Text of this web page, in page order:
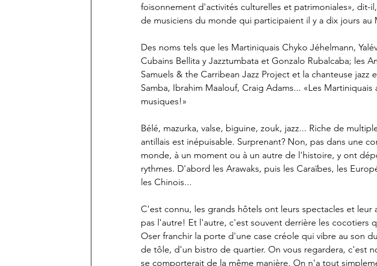
foisonnement d'activités culturelles et patrimoniales», dit-
de musiciens du monde qui participaient il y a dix jours au
Des noms tels que les Martiniquais Chyko Jéhelmann,
Cubains Bellita y Jazztumbata et Gonzalo Rubalcaba; les
Samuels & the Carribean Jazz Project et la chanteuse jazz
Samba, Ibrahim Maalouf, Craig Adams... «Les
musiques!»
Bélé, mazurka, valse, biguine, zouk, jazz... Riche de
antillais est inépuisable. Surprenant? Non, pas dans une
monde, à un moment ou à un autre de l'histoire, y ont
rythmes. D'abord les Arawaks, puis les Caraïbes, les
les Chinois...
C'est connu, les grands hôtels ont leurs spectacles et
pas l'autre! Et l'autre, c'est souvent derrière les cocotiers
Oser franchir la porte d'une case créole qui vibre au son
de tôle, d'un bistro de quartier. On vous regardera, c'est
se comporterait de la même manière. On n'a tout